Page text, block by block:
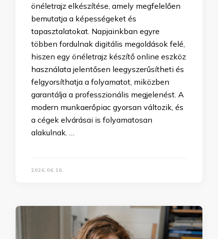
önéletrajz elkészítése, amely megfelelően
bemutatja a képességeket és
tapasztalatokat. Napjainkban egyre
többen fordulnak digitális megoldások felé,
hiszen egy önéletrajz készítő online eszköz
használata jelentősen leegyszerűsítheti és
felgyorsíthatja a folyamatot, miközben
garantálja a professzionális megjelenést. A
modern munkaerőpiac gyorsan változik, és
a cégek elvárásai is folyamatosan
alakulnak. …
2026.06.16.